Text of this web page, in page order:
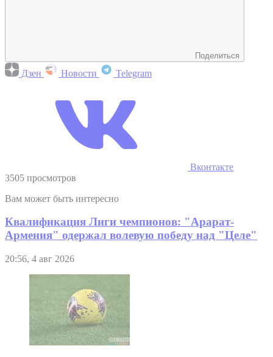
Поделиться
Дзен Новости Telegram
Вконтакте
3505 просмотров
Вам может быть интересно
Квалификация Лиги чемпионов: "Арарат-
Армения" одержал волевую победу над "Целе"
20:56, 4 авг 2026